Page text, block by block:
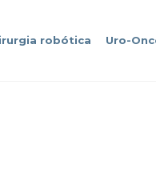
robótica Uro-